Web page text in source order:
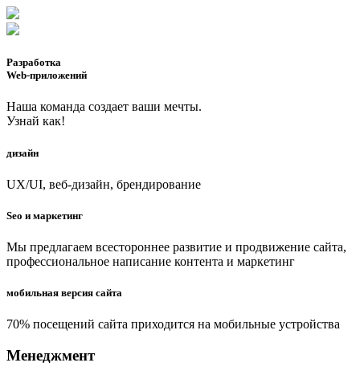
Разработка
Web-приложений
Наша команда создает ваши мечты.
Узнай как!
дизайн
UX/UI, веб-дизайн, брендирование
Seo и маркетинг
Мы предлагаем всестороннее развитие и продвижение сайта,
профессиональное написание контента и маркетинг
мобильная версия сайта
70% посещений сайта приходится на мобильные устройства
Менеджмент